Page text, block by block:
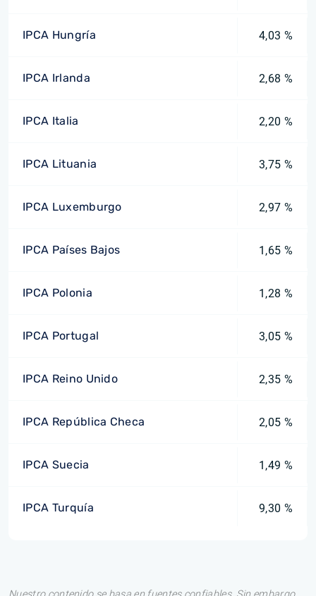
IPCA Hungría 4,03 %
IPCA Irlanda 2,68 %
IPCA Italia 2,20 %
IPCA Lituania 3,75 %
IPCA Luxemburgo 2,97 %
IPCA Países Bajos 1,65 %
IPCA Polonia 1,28 %
IPCA Portugal 3,05 %
IPCA Reino Unido 2,35 %
IPCA República Checa 2,05 %
IPCA Suecia 1,49 %
IPCA Turquía 9,30 %